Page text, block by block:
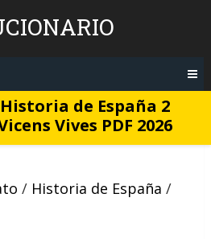
de España 2
Vives PDF 2026
/ Historia de España /